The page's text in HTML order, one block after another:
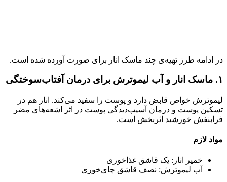
در ادامه طرز تهیه‌ی چند ماسک انار برای صورت آورده شده است.
۱‌. ماسک انار و آب لیموترش برای درمان آفتاب‌سوختگی
لیموترش خواص قابض دارد و پوست را سفید می‌کند. انار هم در
تسکین پوست و درمان آسیب‌دیدگی پوست در اثر اشعه‌های مضر
فرابنفش خورشید اثربخش است.
مواد لازم
خمیر انار: یک قاشق غذاخوری
آب لیموترش: نصف قاشق چای‌خوری